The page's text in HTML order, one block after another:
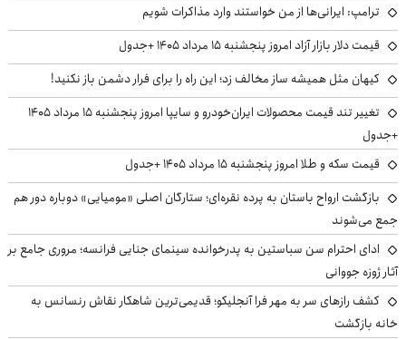
ترامپ: ایرانی‌ها از من خواستند وارد مذاکرات شویم
قیمت دلار بازار آزاد امروز پنجشنبه ۱۵ مرداد ۱۴۰۵ +جدول
کیهان مثل همیشه ساز مخالف زد؛ این راه را برای فرار دشمن باز نکنید!
تغییر تند قیمت محصولات ایران‌خودرو و سایپا امروز پنجشنبه ۱۵ مرداد ۱۴۰۵
+جدول
قیمت سکه و طلا امروز پنجشنبه ۱۵ مرداد ۱۴۰۵ +جدول
بازگشت ارواح باستان به پرده نقره‌ای؛ ستارگان اصلی «مومیایی» دوباره دور هم
جمع می‌شوند
ادای احترام سن سباستین به پدرخوانده سینمای جنایی فرانسه؛ مروری جامع بر
آثار ژوزه جووانی
کشف رازهای سر به مهر فرا آنجلیکو؛ قدیمی‌ترین شاهکار نقاش رنسانس به
خانه بازگشت